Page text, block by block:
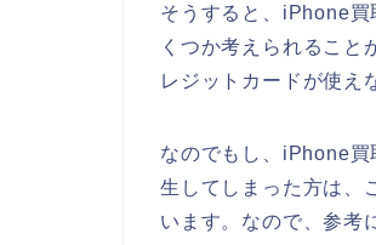
そうすると、iPhone買
くつか考えられること
レジットカードが使え
なのでもし、iPhone買
生してしまった方は、
います。なので、参考